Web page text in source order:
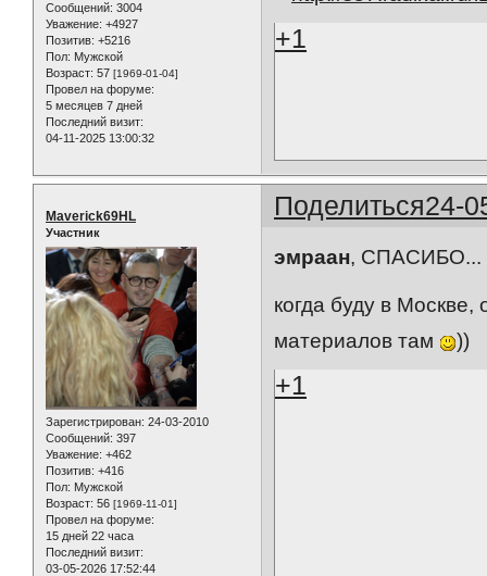
Сообщений: 3004
Уважение: +4927
Позитив: +5216
Пол: Мужской
Возраст: 57 [1969-01-04]
Провел на форуме:
5 месяцев 7 дней
Последний визит:
04-11-2025 13:00:32
+1
Поделиться24-
Maverick69HL
Участник
Зарегистрирован: 24-03-2010
Сообщений: 397
Уважение: +462
Позитив: +416
Пол: Мужской
Возраст: 56 [1969-11-01]
Провел на форуме:
15 дней 22 часа
Последний визит:
03-05-2026 17:52:44
эмраан, СПАСИБО...
когда буду в
материалов там
))
+1